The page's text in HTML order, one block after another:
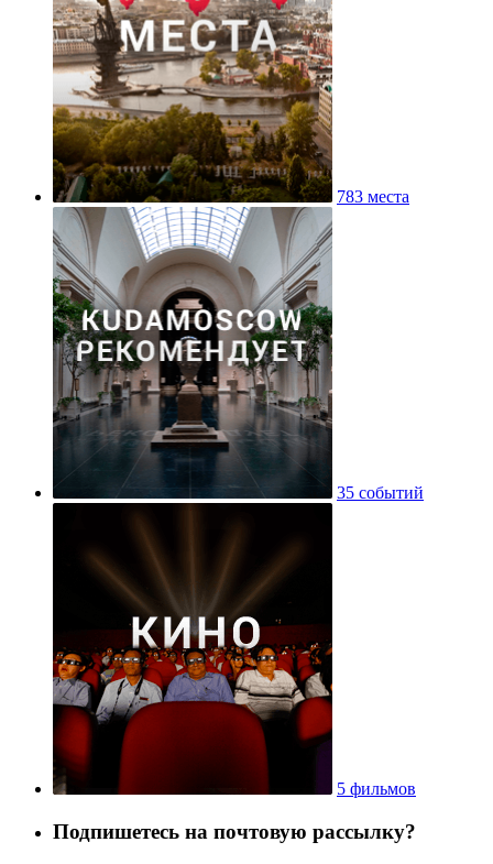
783 места
35 событий
5 фильмов
Подпишетесь на почтовую рассылку?